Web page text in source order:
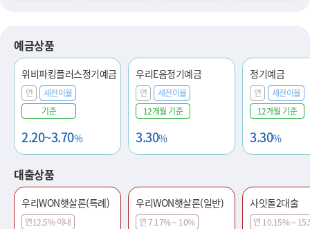
예금상품
위비파킹플러스정기예금
연
세전이율
기준
2.20~3.70%
우리E음정기예금
연
세전이율
12개월 기준
3.30%
정기예금
연
세전이율
12개월 기준
3.30%
대출상품
우리WON햇살론(특례)
연12.5% 이내
우리WON햇살론(일반)
연 7.17% ~ 10%
사잇돌2대출
연 10.15% ~